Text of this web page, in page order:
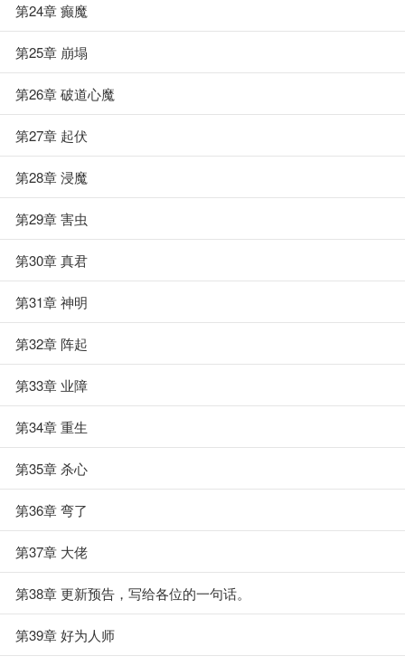
第24章 癫魔
第25章 崩塌
第26章 破道心魔
第27章 起伏
第28章 浸魔
第29章 害虫
第30章 真君
第31章 神明
第32章 阵起
第33章 业障
第34章 重生
第35章 杀心
第36章 弯了
第37章 大佬
第38章 更新预告，写给各位的一句话。
第39章 好为人师